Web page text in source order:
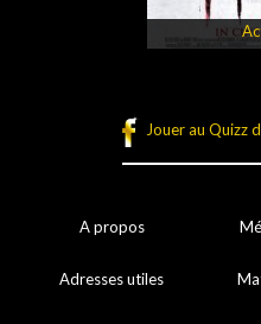
Jouer au Quizz
A propos
Adresses utiles